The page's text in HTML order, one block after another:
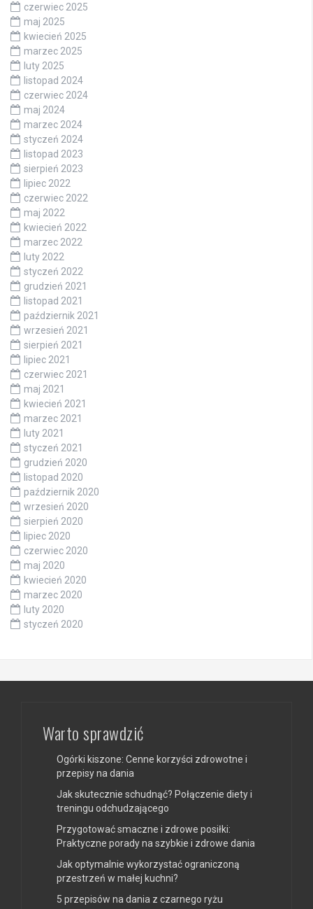
czerwiec 2025
maj 2025
kwiecień 2025
marzec 2025
luty 2025
listopad 2024
czerwiec 2024
maj 2024
marzec 2024
styczeń 2024
listopad 2023
sierpień 2023
lipiec 2022
czerwiec 2022
maj 2022
kwiecień 2022
marzec 2022
luty 2022
styczeń 2022
grudzień 2021
listopad 2021
październik 2021
wrzesień 2021
sierpień 2021
lipiec 2021
czerwiec 2021
maj 2021
kwiecień 2021
marzec 2021
luty 2021
styczeń 2021
grudzień 2020
listopad 2020
październik 2020
wrzesień 2020
sierpień 2020
lipiec 2020
czerwiec 2020
maj 2020
kwiecień 2020
marzec 2020
luty 2020
styczeń 2020
Warto sprawdzić
Ogórki kiszone: Cenne korzyści zdrowotne i
przepisy na dania
Jak skutecznie schudnąć? Połączenie diety i
treningu odchudzającego
Przygotować smaczne i zdrowe posiłki:
Praktyczne porady na szybkie i zdrowe dania
Jak optymalnie wykorzystać ograniczoną
przestrzeń w małej kuchni?
5 przepisów na dania z czarnego ryżu